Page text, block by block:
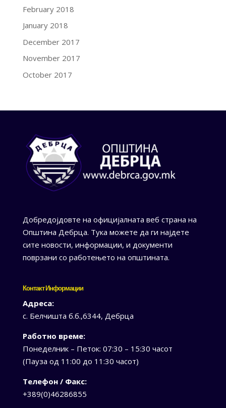
February 2018
January 2018
December 2017
November 2017
October 2017
Добредојдовте на официјалната веб страна на
Општина Дебрца. Тука можете да ги најдете
сите новости, информации, и документи
поврзани со работењето на општината.
Контакт Информации
Адреса:
с. Белчишта б.б.,6344, Дебрца
Работно време:
Понеделник – Петок: 07:30 – 15:30 часот
(Пауза од 11:00 до 11:30 часот)
Телефон / Факс:
+389(0)46286855